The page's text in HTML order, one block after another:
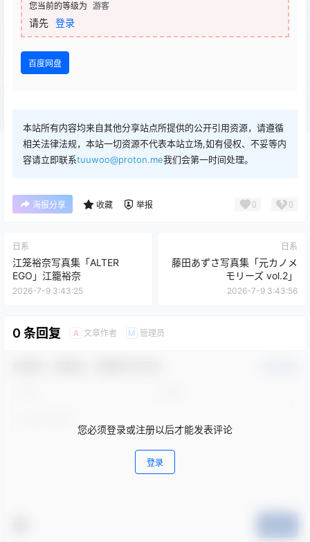
您当前的等级为 游客
请先 登录
百度网盘
本站所有内容均来自其他分享站点所提供的公开引用资源，请遵循
相关法律法规，本站一切资源不代表本站立场,如有侵权、不妥等内
容请立即联系tuuwoo@proton.me我们会第一时间处理。
海报分享 收藏 举报 0 0
日系
江笼裕奈写真集「ALTER
EGO」江籠裕奈
2026-7-9 3:43:25
日系
藤田あずさ写真集「元カノメ
モリーズ vol.2」
2026-7-9 3:43:56
0 条回复 A 文章作者 M 管理员
您必须登录或注册以后才能发表评论
登录